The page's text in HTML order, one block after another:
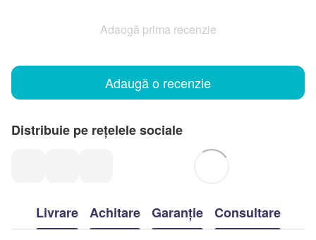
Adaogă prima recenzie
Adaugă o recenzie
Distribuie pe rețelele sociale
Livrare Achitare Garanție Consultare